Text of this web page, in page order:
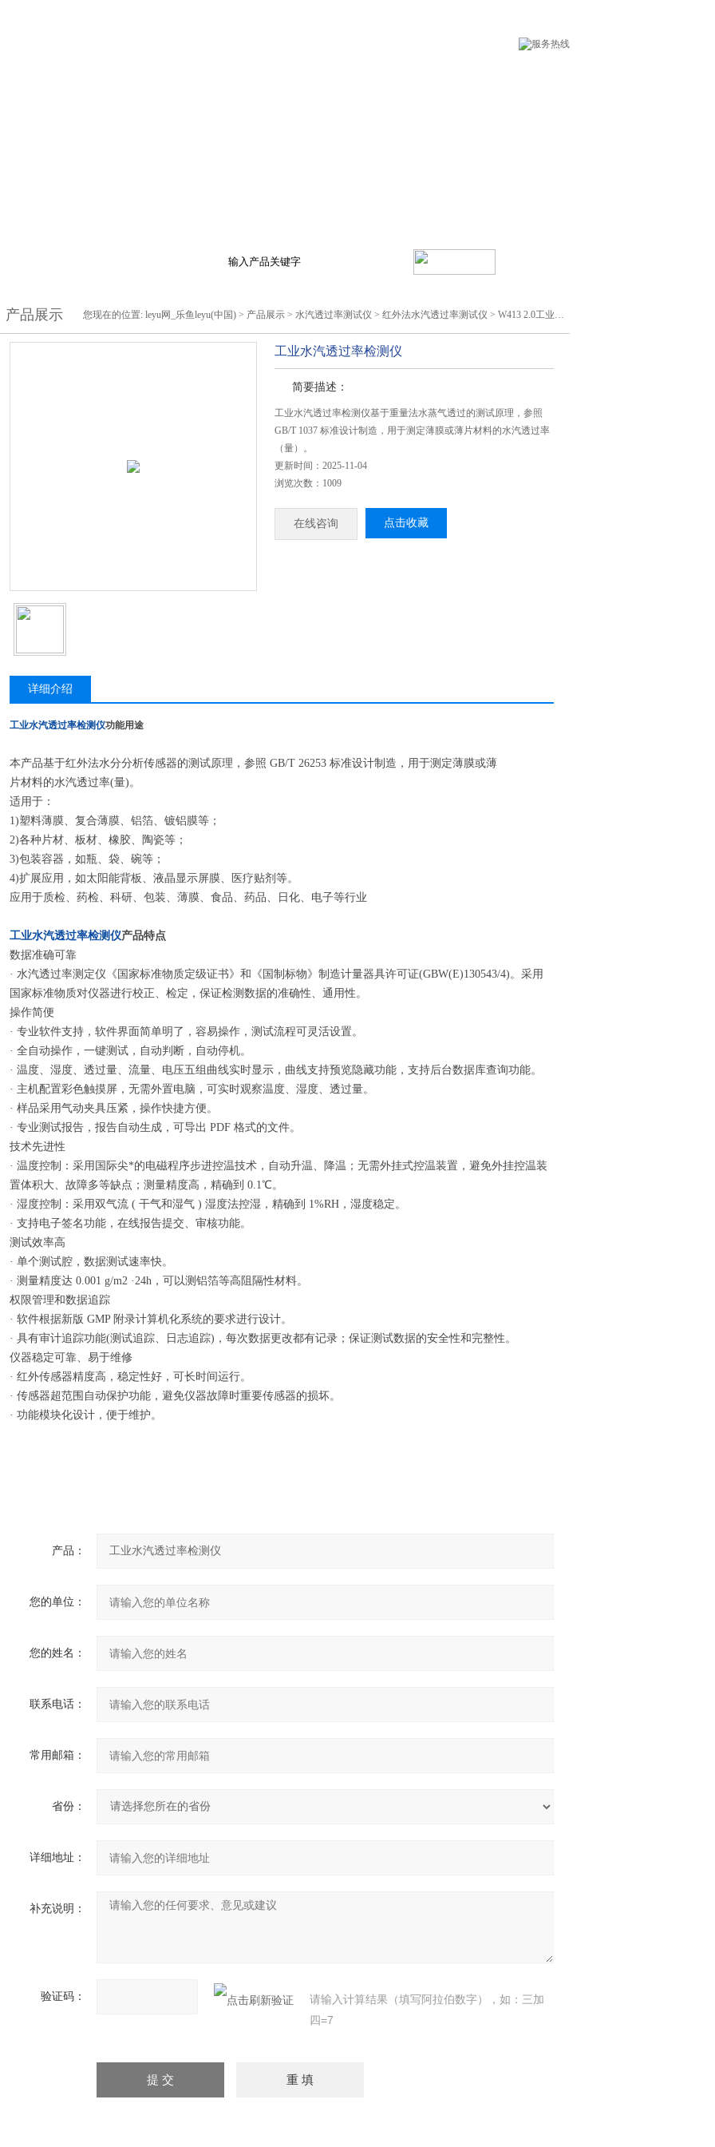
产品展示 您现在的位置: leyu网_乐鱼leyu(中国) > 产品展示 > 水汽透过率测试仪 > 红外法水汽透过率测试仪 > W413 2.0工业水汽透过率检测仪
工业水汽透过率检测仪
简要描述：
工业水汽透过率检测仪基于重量法水蒸气透过的测试原理，参照
GB/T 1037 标准设计制造，用于测定薄膜或薄片材料的水汽透过率
（量）。
更新时间：2025-11-04
浏览次数：1009
在线咨询 点击收藏
详细介绍
工业水汽透过率检测仪功能用途
本产品基于红外法水分分析传感器的测试原理，参照 GB/T 26253 标准设计制造，用于测定薄膜或薄
片材料的水汽透过率(量)。
适用于：
1)塑料薄膜、复合薄膜、铝箔、镀铝膜等；
2)各种片材、板材、橡胶、陶瓷等；
3)包装容器，如瓶、袋、碗等；
4)扩展应用，如太阳能背板、液晶显示屏膜、医疗贴剂等。
应用于质检、药检、科研、包装、薄膜、食品、药品、日化、电子等行业
工业水汽透过率检测仪产品特点
数据准确可靠
· 水汽透过率测定仪《国家标准物质定级证书》和《国制标物》制造计量器具许可证(GBW(E)130543/4)。采用
国家标准物质对仪器进行校正、检定，保证检测数据的准确性、通用性。
操作简便
· 专业软件支持，软件界面简单明了，容易操作，测试流程可灵活设置。
· 全自动操作，一键测试，自动判断，自动停机。
· 温度、湿度、透过量、流量、电压五组曲线实时显示，曲线支持预览隐藏功能，支持后台数据库查询功能。
· 主机配置彩色触摸屏，无需外置电脑，可实时观察温度、湿度、透过量。
· 样品采用气动夹具压紧，操作快捷方便。
· 专业测试报告，报告自动生成，可导出 PDF 格式的文件。
技术先进性
· 温度控制：采用国际尖*的电磁程序步进控温技术，自动升温、降温；无需外挂式控温装置，避免外挂控温装
置体积大、故障多等缺点；测量精度高，精确到 0.1℃。
· 湿度控制：采用双气流 ( 干气和湿气 ) 湿度法控湿，精确到 1%RH， 湿度稳定。
· 支持电子签名功能，在线报告提交、审核功能。
测试效率高
· 单个测试腔，数据测试速率快。
· 测量精度达 0.001 g/m2 ·24h，可以测铝箔等高阻隔性材料。
权限管理和数据追踪
· 软件根据新版 GMP 附录计算机化系统的要求进行设计。
· 具有审计追踪功能(测试追踪、日志追踪)，每次数据更改都有记录；保证测试数据的安全性和完整性。
仪器稳定可靠、易于维修
· 红外传感器精度高，稳定性好，可长时间运行。
· 传感器超范围自动保护功能，避免仪器故障时重要传感器的损坏。
· 功能模块化设计，便于维护。
产品：
您的单位：
您的姓名：
联系电话：
常用邮箱：
省份：
详细地址：
补充说明：
验证码：
请输入计算结果（填写阿拉伯数字），如：三加
四=7